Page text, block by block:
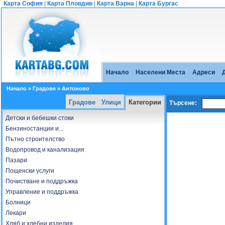
Карта София Карта Пловдив Карта Варна Карта Бургас
Начало Населени Места Адреси
Начало» Градове» Антоново
Градове Улици Категории
Детски и бебешки стоки
Бензиностанции и...
Пътно строителство
Водопровод и канализация
Пазари
Пощенски услуги
Почистване и поддръжка
Управление и поддръжка
Болници
Лекари
Търсене: